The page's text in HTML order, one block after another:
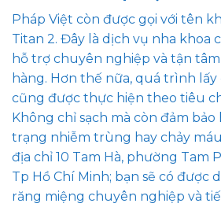
Pháp Việt còn được gọi với tên
Titan 2. Đây là dịch vụ nha khoa
hỗ trợ chuyên nghiệp và tận
hàng. Hơn thế nữa, quá trình lấy
cũng được thực hiện theo tiêu
Không chỉ sạch mà còn đảm
trạng nhiễm trùng hay chảy
địa chỉ 10 Tam Hà, phường Tam
Tp Hồ Chí Minh; bạn sẽ có được
răng miệng chuyên nghiệp và